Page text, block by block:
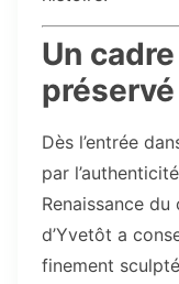
Un
préservé
Dès l’entrée
par
Renaissance
d’Yvetôt a
finement